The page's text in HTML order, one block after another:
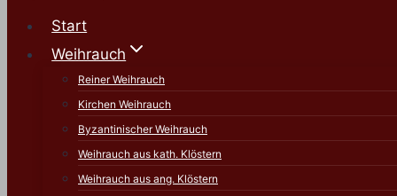
Start
Weihrauch
Reiner Weihrauch
Kirchen Weihrauch
Byzantinischer Weihrauch
Weihrauch aus kath. Klöstern
Weihrauch aus ang. Klöstern